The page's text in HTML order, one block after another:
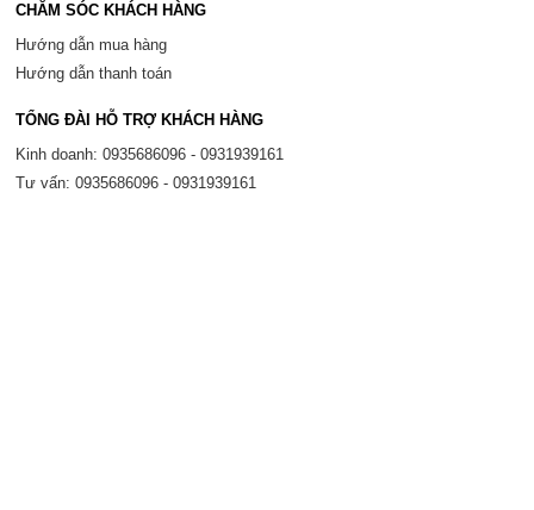
CHĂM SÓC KHÁCH HÀNG
Hướng dẫn mua hàng
Hướng dẫn thanh toán
TỔNG ĐÀI HỖ TRỢ KHÁCH HÀNG
Kinh doanh: 0935686096 - 0931939161
Tư vấn: 0935686096 - 0931939161